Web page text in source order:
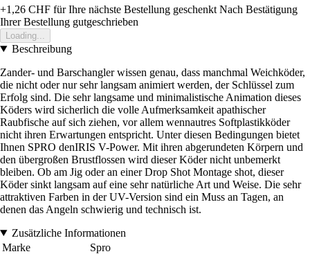
+1,26 CHF für Ihre nächste Bestellung geschenkt Nach Bestätigung
Ihrer Bestellung gutgeschrieben
Loading...
Beschreibung
Zander- und Barschangler wissen genau, dass manchmal Weichköder,
die nicht oder nur sehr langsam animiert werden, der Schlüssel zum
Erfolg sind. Die sehr langsame und minimalistische Animation dieses
Köders wird sicherlich die volle Aufmerksamkeit apathischer
Raubfische auf sich ziehen, vor allem wennautres Softplastikköder
nicht ihren Erwartungen entspricht. Unter diesen Bedingungen bietet
Ihnen SPRO denIRIS V-Power. Mit ihren abgerundeten Körpern und
den übergroßen Brustflossen wird dieser Köder nicht unbemerkt
bleiben. Ob am Jig oder an einer Drop Shot Montage shot, dieser
Köder sinkt langsam auf eine sehr natürliche Art und Weise. Die sehr
attraktiven Farben in der UV-Version sind ein Muss an Tagen, an
denen das Angeln schwierig und technisch ist.
Zusätzliche Informationen
Marke
Spro